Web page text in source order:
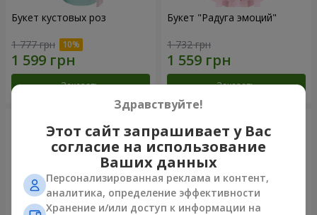
Букет кустовых роз
1 777 грн
Заказать
Букет "Радуга эмоций"
1 732 грн
Заказать
Здравствуйте!
Этот сайт запрашивает у Вас
согласие на использование
Ваших данных
Персонализированная реклама и контент,
аналитика, определение эффективности
Хранение и/или доступ к информации на